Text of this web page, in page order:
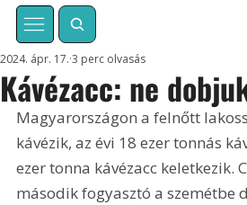
Kávézacc: ne
2024. ápr. 17. 3 perc olvasás
Magyarországon a felnőtt
kávézik, az évi 18 ezer tonnás
ezer tonna kávézacc keletkezik.
második fogyasztó a szemétbe